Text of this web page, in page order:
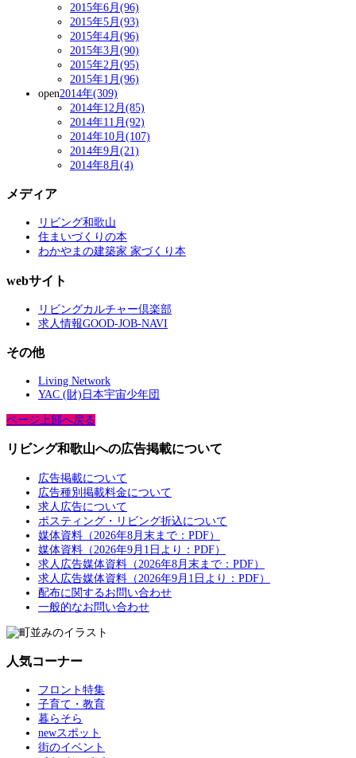
2015年6月(96)
2015年5月(93)
2015年4月(96)
2015年3月(90)
2015年2月(95)
2015年1月(96)
open2014年(309)
2014年12月(85)
2014年11月(92)
2014年10月(107)
2014年9月(21)
2014年8月(4)
メディア
リビング和歌山
住まいづくりの本
わかやまの建築家 家づくり本
webサイト
リビングカルチャー倶楽部
求人情報GOOD-JOB-NAVI
その他
Living Network
YAC (財)日本宇宙少年団
ページ上部へ戻る
リビング和歌山への広告掲載について
広告掲載について
広告種別掲載料金について
求人広告について
ポスティング・リビング折込について
媒体資料（2026年8月末まで：PDF）
媒体資料（2026年9月1日より：PDF）
求人広告媒体資料（2026年8月末まで：PDF）
求人広告媒体資料（2026年9月1日より：PDF）
配布に関するお問い合わせ
一般的なお問い合わせ
人気コーナー
フロント特集
子育て・教育
暮らそら
newスポット
街のイベント